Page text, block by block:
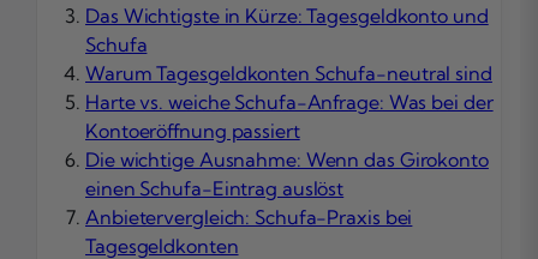
Das Wichtigste in Kürze: Tagesgeldkonto und
Schufa
Warum Tagesgeldkonten Schufa-neutral sind
Harte vs. weiche Schufa-Anfrage: Was bei der
Kontoeröffnung passiert
Die wichtige Ausnahme: Wenn das Girokonto
einen Schufa-Eintrag auslöst
Anbietervergleich: Schufa-Praxis bei
Tagesgeldkonten